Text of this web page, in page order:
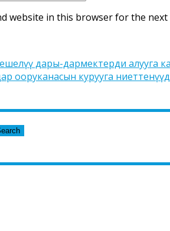
website in this browser for the
дары-дармектерди алууга
ооруканасын курууга ниеттенүүдө